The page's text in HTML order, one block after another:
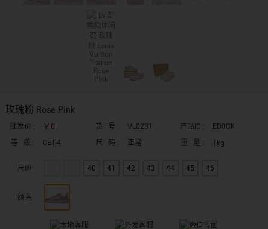
玫瑰粉 Rose Pink
批发价 : ￥0 货 号 : VL0231 产品ID :
ED0CK
等 级 :
CET-4 尺 码 : 正常 重 量 : 1kg
尺码 40 41 42 43 44 45 46
颜色